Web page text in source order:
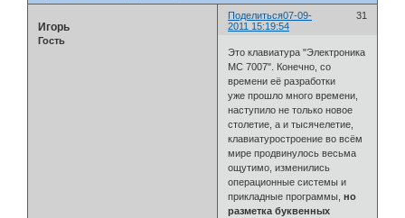
Поделиться 31
07-09-
2011 15:19:54
Игорь
Гость
Это клавиатура "Электроника
МС 7007". Конечно, со
времени её разработки
уже прошло много времени,
наступило не только новое
столетие, а и тысячелетие,
клавиатуростроение во всём
мире продвинулось весьма
ощутимо, изменились
операционные системы и
прикладные программы,но
разметка буквенных